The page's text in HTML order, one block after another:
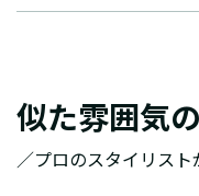
似た雰囲気
／プロのスタイリス